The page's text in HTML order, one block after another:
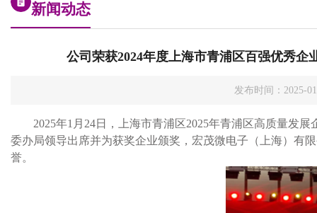
新闻动态
公司荣获2024年度上海市青浦区百强优秀
发布时间：2025-
2025年1月24日，上海市青浦区2025年青浦区高质量发
委办局领导出席并为获奖企业颁奖，宏茂微电子（上海）有
誉。